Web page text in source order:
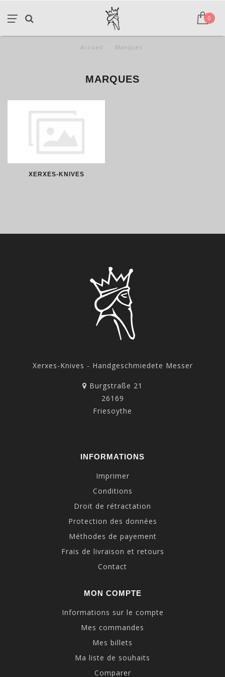
0
Accueil Marques
MARQUES
XERXES-KNIVES
Xerxes-Knives - Handgeschmiedete Messer
Burgstraße 21
26169
Friesoythe
INFORMATIONS
Imprimer
Conditions
Droit de rétractation
Protection des données
Méthodes de payement
Frais de livraison et retours
Contact
MON COMPTE
Informations sur le compte
Mes commandes
Mes billets
Ma liste de souhaits
Comparer